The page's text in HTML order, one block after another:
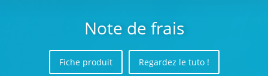
Note de frais
Fiche produit Regardez le tuto !